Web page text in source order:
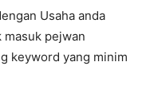
Usaha anda
masuk pejwan
keyword yang minim